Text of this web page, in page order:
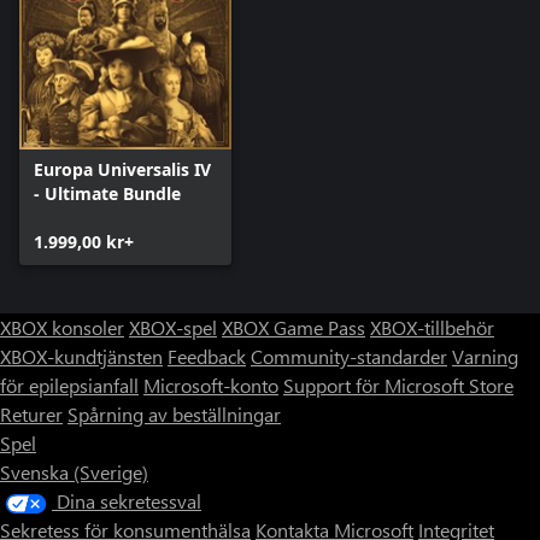
Europa Universalis IV
- Ultimate Bundle
1.999,00 kr+
XBOX konsolerXBOX-spel XBOX Game Pass XBOX-tillbehör
XBOX-kundtjänsten FeedbackCommunity-standarderVarning
för epilepsianfall Microsoft-konto Support för Microsoft Store
Returer Spårning av beställningar
Spel
Svenska (Sverige)
Dina sekretessval
Sekretess för konsumenthälsa Kontakta Microsoft Integritet